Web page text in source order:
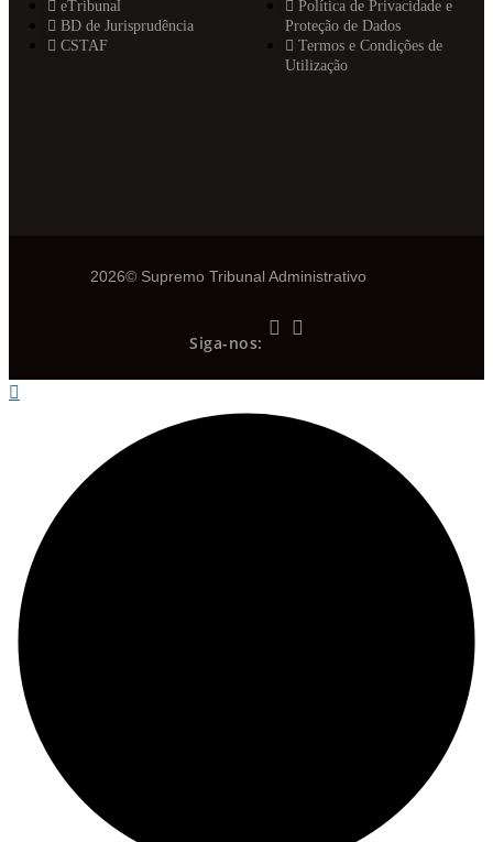
eTribunal
BD de Jurisprudência
CSTAF
Política de Privacidade e
Proteção de Dados
Termos e Condições de
Utilização
2026© Supremo Tribunal Administrativo
Siga-nos: